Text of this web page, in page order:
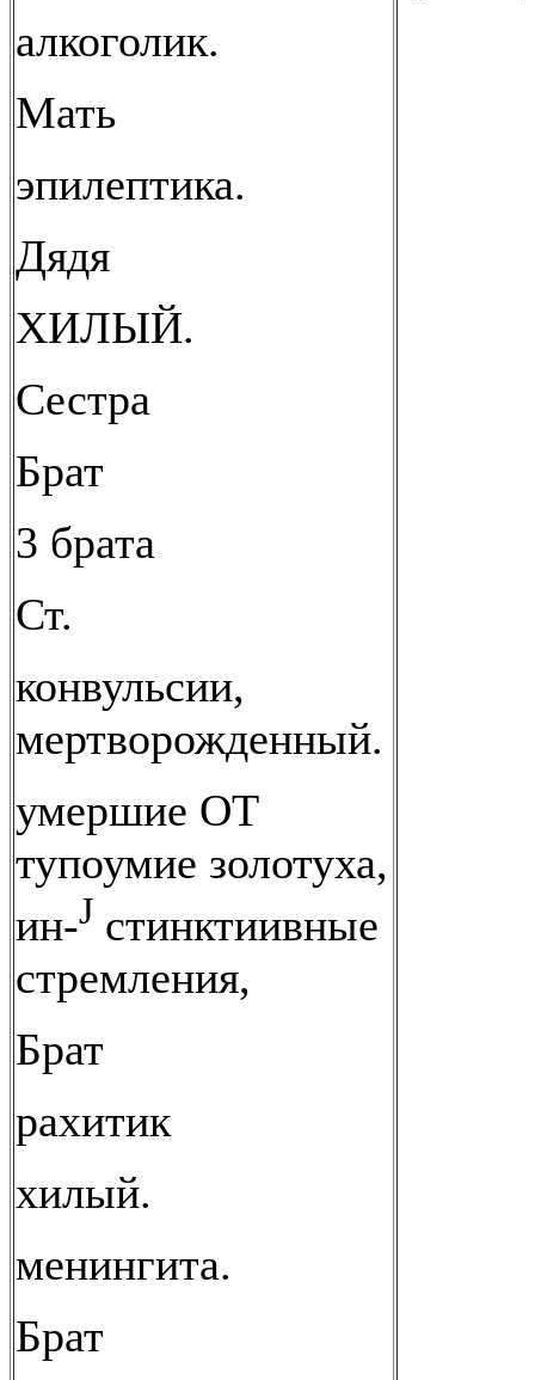
алкоголик.
Мать
эпилептика.
Дядя
ХИЛЫЙ.
Сестра
Брат
3 брата
Ст.
конвульсии,
мертворожденный.
умершие ОТ
тупоумие золотуха,
ин-J стинктиивные
стремления,
Брат
рахитик
хилый.
менингита.
Брат